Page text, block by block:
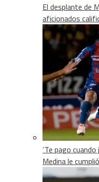
El desplante de
aficionados
‘Te pago
Medina le